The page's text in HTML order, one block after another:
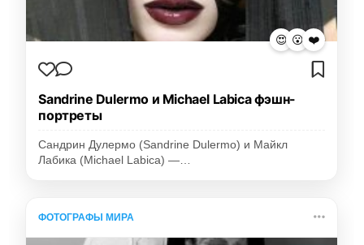
😍 😮 ❤️
Sandrine Dulermo и Michael Labica фэшн-
портреты
Сандрин Дулермо (Sandrine Dulermo) и Майкл
Лабика (Michael Labica) —…
ФОТОГРАФЫ МИРА